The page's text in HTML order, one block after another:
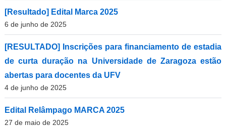
[Resultado] Edital Marca 2025
6 de junho de 2025
[RESULTADO] Inscrições para financiamento de estadia
de curta duração na Universidade de Zaragoza estão
abertas para docentes da UFV
4 de junho de 2025
Edital Relâmpago MARCA 2025
27 de maio de 2025